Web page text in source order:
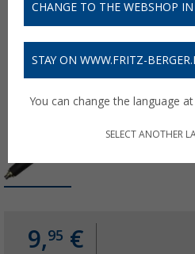
9,95 €
CHANGE TO THE WEBSHOP
STAY ON WWW.FRITZ-
You can change the language
SELECT ANOTHER